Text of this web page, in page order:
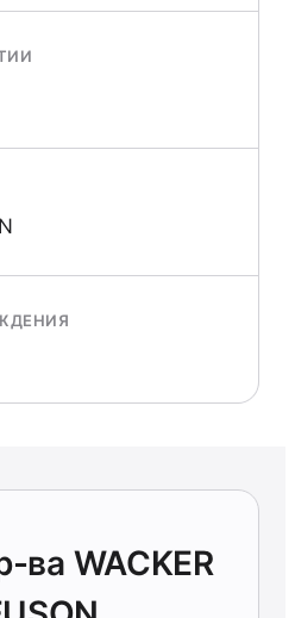
ва WACKER